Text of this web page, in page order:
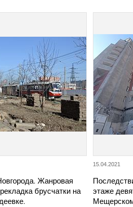
Жанровая
брусчатки на
15.04.2021
этаже